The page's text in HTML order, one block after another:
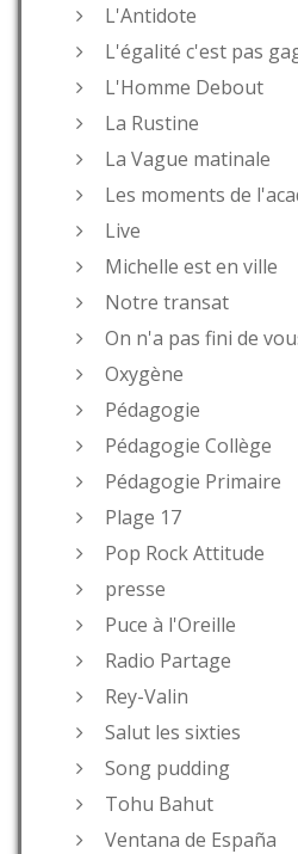
L'Antidote
L'égalité c'est pas
L'Homme Debout
La Rustine
La Vague matinale
Les moments de
Live
Michelle est en ville
Notre transat
On n'a pas fini de
Oxygène
Pédagogie
Pédagogie Collège
Pédagogie Primaire
Plage 17
Pop Rock Attitude
presse
Puce à l'Oreille
Radio Partage
Rey-Valin
Salut les sixties
Song pudding
Tohu Bahut
Ventana de España